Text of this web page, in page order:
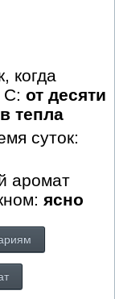
когда
С: от десяти
тепла
суток:
аромат
ясно